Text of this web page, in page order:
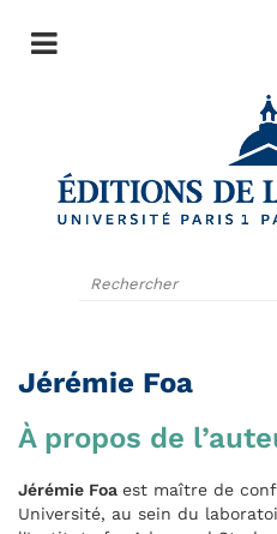
Jérémie Foa
À propos de
Jérémie Foa est maître de
Université, au sein du